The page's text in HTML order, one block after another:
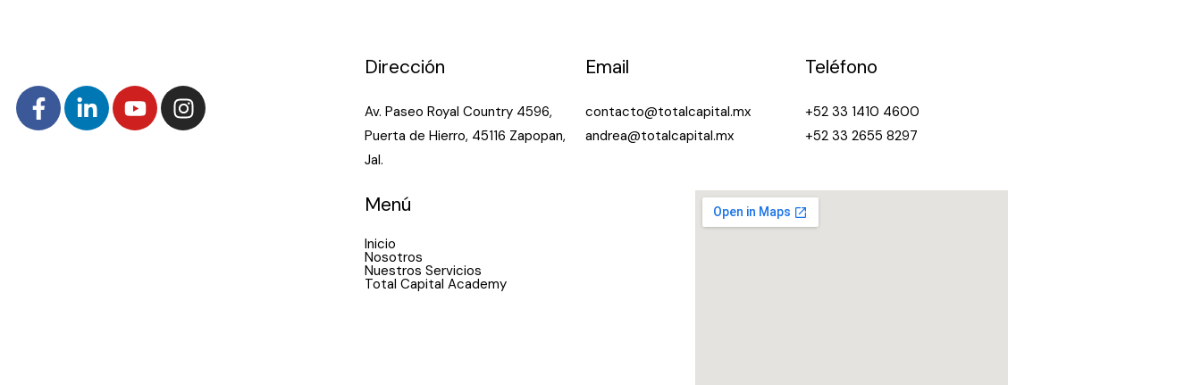
Dirección
Av. Paseo Royal Country 4596,
Puerta de Hierro, 45116 Zapopan,
Jal.
Email
contacto@totalcapital.mx
andrea@totalcapital.mx
Teléfono
+52 33 1410 4600
+52 33 2655 8297
Menú
Inicio
Nosotros
Nuestros Servicios
Total Capital Academy